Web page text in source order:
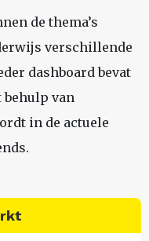
de thema’s
verschillende
dashboard bevat
behulp van
in de actuele